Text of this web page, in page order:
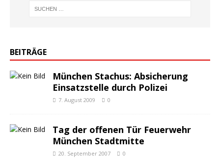
BEITRÄGE
München Stachus: Absicherung
Einsatzstelle durch Polizei
7. August 2009 0
Tag der offenen Tür Feuerwehr
München Stadtmitte
20. September 2007 0